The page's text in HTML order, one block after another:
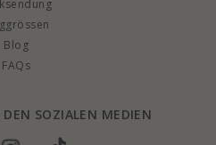
Blog
FAQs
SOZIALEN MEDIEN